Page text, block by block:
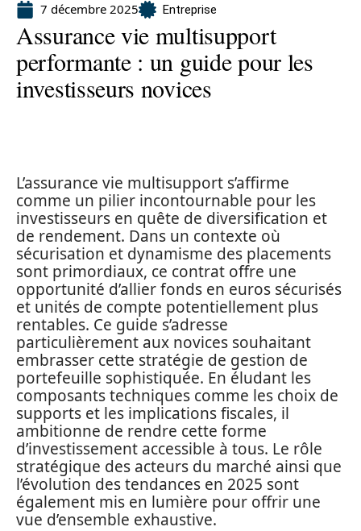
7 décembre 2025 Entreprise
Assurance vie multisupport
performante : un guide pour les
investisseurs novices
L’assurance vie multisupport s’affirme
comme un pilier incontournable pour les
investisseurs en quête de diversification et
de rendement. Dans un contexte où
sécurisation et dynamisme des placements
sont primordiaux, ce contrat offre une
opportunité d’allier fonds en euros sécurisés
et unités de compte potentiellement plus
rentables. Ce guide s’adresse
particulièrement aux novices souhaitant
embrasser cette stratégie de gestion de
portefeuille sophistiquée. En éludant les
composants techniques comme les choix de
supports et les implications fiscales, il
ambitionne de rendre cette forme
d’investissement accessible à tous. Le rôle
stratégique des acteurs du marché ainsi que
l’évolution des tendances en 2025 sont
également mis en lumière pour offrir une
vue d’ensemble exhaustive.